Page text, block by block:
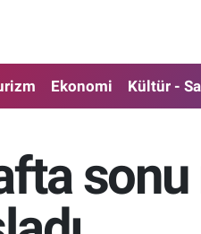
Ekonomi Kültür -